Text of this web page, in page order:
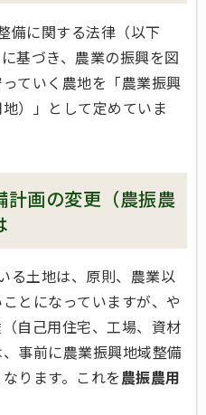
備に関する法律（以下
基づき、農業の振興を図
ていく農地を「農業振興
）」として定めていま
計画の変更（農振農
る土地は、原則、農業以
とになっていますが、や
自己用住宅、工場、資材
事前に農業振興地域整備
ります。これを農振農用